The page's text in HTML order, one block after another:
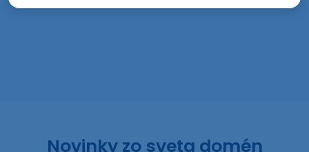
Novinky zo sveta domén